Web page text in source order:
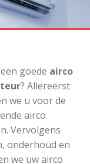
goede airco
? Allereerst
we u voor de
airco
Vervolgens
onderhoud en
we uw airco